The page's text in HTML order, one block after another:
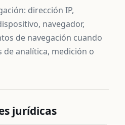
dirección IP,
navegador,
de navegación cuando
analítica, medición o
jurídicas